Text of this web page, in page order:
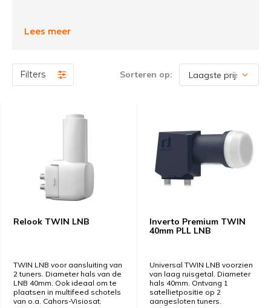
Lees meer
Filters Sorteren op:
Relook TWIN LNB
TWIN LNB voor aansluiting van
2 tuners. Diameter hals van de
LNB 40mm. Ook ideaal om te
plaatsen in multifeed schotels
van o.a. Cahors-Visiosat.
Inverto Premium TWIN
40mm PLL LNB
Universal TWIN LNB voorzien
van laag ruisgetal. Diameter
hals 40mm. Ontvang 1
satellietpositie op 2
aangesloten tuners.